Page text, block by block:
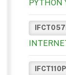
PYTHON